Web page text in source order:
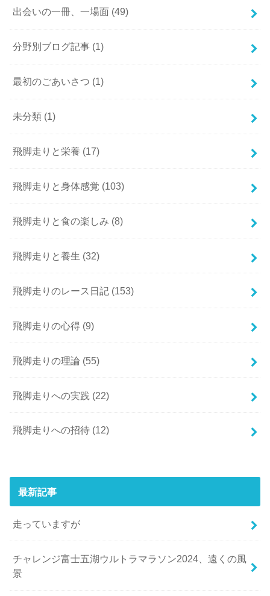
出会いの一冊、一場面 (49)
分野別ブログ記事 (1)
最初のごあいさつ (1)
未分類 (1)
飛脚走りと栄養 (17)
飛脚走りと身体感覚 (103)
飛脚走りと食の楽しみ (8)
飛脚走りと養生 (32)
飛脚走りのレース日記 (153)
飛脚走りの心得 (9)
飛脚走りの理論 (55)
飛脚走りへの実践 (22)
飛脚走りへの招待 (12)
最新記事
走っていますが
チャレンジ富士五湖ウルトラマラソン2024、遠くの風
景